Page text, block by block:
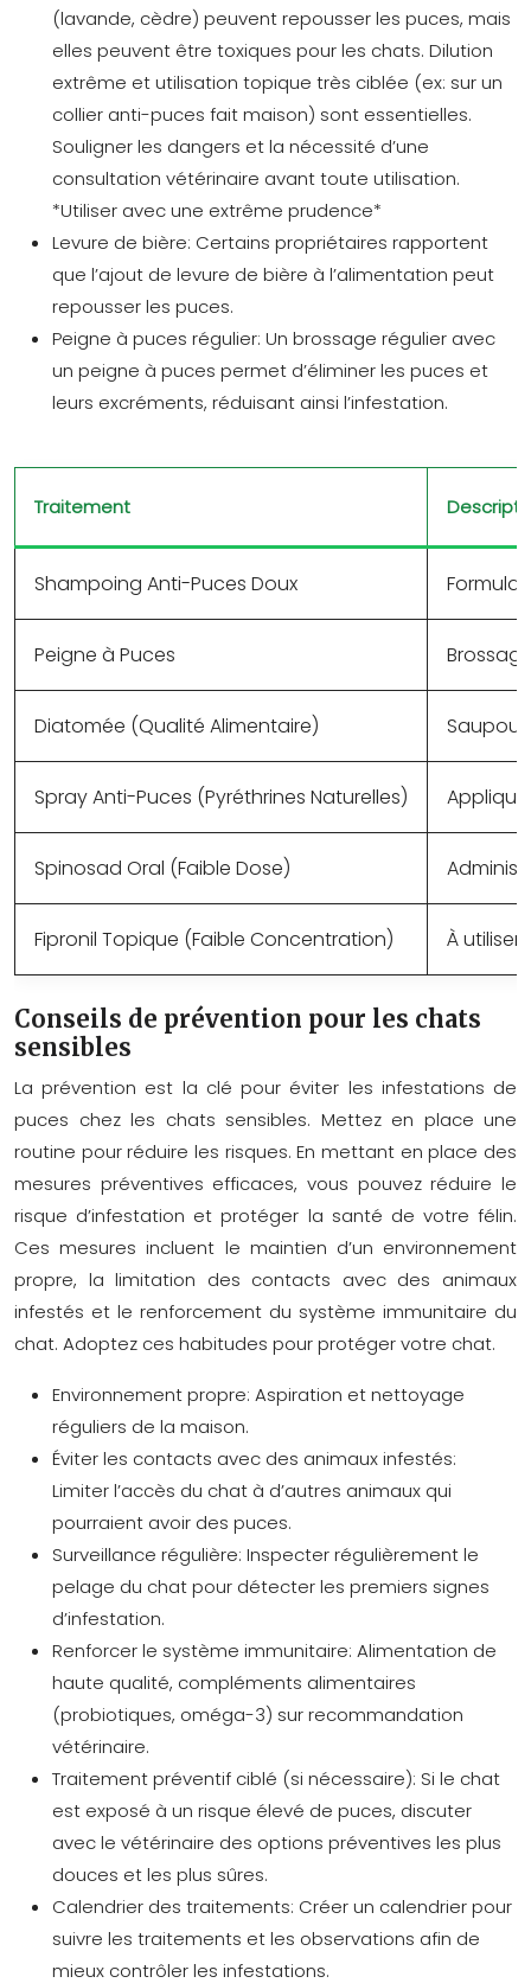
(lavande, cèdre) peuvent repousser les puces, mais
elles peuvent être toxiques pour les chats. Dilution
extrême et utilisation topique très ciblée (ex: sur un
collier anti-puces fait maison) sont essentielles.
Souligner les dangers et la nécessité d’une
consultation vétérinaire avant toute utilisation.
*Utiliser avec une extrême prudence*
Levure de bière: Certains propriétaires rapportent
que l’ajout de levure de bière à l’alimentation peut
repousser les puces.
Peigne à puces régulier: Un brossage régulier avec
un peigne à puces permet d’éliminer les puces et
leurs excréments, réduisant ainsi l’infestation.
Traitement
Shampoing Anti-Puces Doux
Peigne à Puces
Diatomée (Qualité Alimentaire)
Spray Anti-Puces (Pyréthrines Naturelles)
Spinosad Oral (Faible Dose)
Fipronil Topique (Faible Concentration) À utiliser
Conseils de prévention pour les chats
sensibles
La prévention est la clé pour éviter les infestations de
puces chez les chats sensibles. Mettez en place une
routine pour réduire les risques. En mettant en place des
mesures préventives efficaces, vous pouvez réduire le
risque d’infestation et protéger la santé de votre félin.
Ces mesures incluent le maintien d’un environnement
propre, la limitation des contacts avec des animaux
infestés et le renforcement du système immunitaire du
chat. Adoptez ces habitudes pour protéger votre chat.
Environnement propre: Aspiration et nettoyage
réguliers de la maison.
Éviter les contacts avec des animaux infestés:
Limiter l’accès du chat à d’autres animaux qui
pourraient avoir des puces.
Surveillance régulière: Inspecter régulièrement le
pelage du chat pour détecter les premiers signes
d’infestation.
Renforcer le système immunitaire: Alimentation de
haute qualité, compléments alimentaires
(probiotiques, oméga-3) sur recommandation
vétérinaire.
Traitement préventif ciblé (si nécessaire): Si le chat
est exposé à un risque élevé de puces, discuter
avec le vétérinaire des options préventives les plus
douces et les plus sûres.
Calendrier des traitements: Créer un calendrier pour
suivre les traitements et les observations afin de
mieux contrôler les infestations.